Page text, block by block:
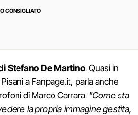
CONSIGLIATO
Stefano De Martino. Quasi in
a Fanpage.it, parla anche
di Marco Carrara. "Come sta
la propria immagine gestita,